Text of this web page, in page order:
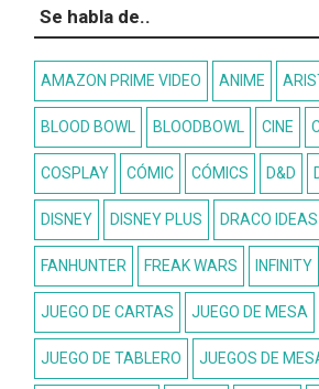
Se habla de..
AMAZON PRIME VIDEO ANIME
BLOOD BOWL BLOODBOWL CINE
COSPLAY CÓMIC CÓMICS D&D
DISNEY DISNEY PLUS DRACO IDEAS
FANHUNTER FREAK WARS INFINITY
JUEGO DE CARTAS JUEGO DE MESA
JUEGO DE TABLERO JUEGOS DE